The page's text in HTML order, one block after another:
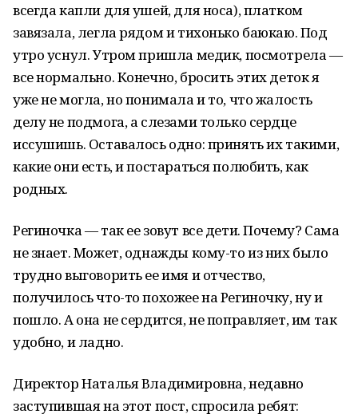
всегда капли для ушей, для носа), платком
завязала, легла рядом и тихонько баюкаю. Под
утро уснул. Утром пришла медик, посмотрела —
все нормально. Конечно, бросить этих деток я
уже не могла, но понимала и то, что жалость
делу не подмога, а слезами только сердце
иссушишь. Оставалось одно: принять их такими,
какие они есть, и постараться полюбить, как
родных.
Региночка — так ее зовут все дети. Почему? Сама
не знает. Может, однажды кому-то из них было
трудно выговорить ее имя и отчество,
получилось что-то похожее на Региночку, ну и
пошло. А она не сердится, не поправляет, им так
удобно, и ладно.
Директор Наталья Владимировна, недавно
заступившая на этот пост, спросила ребят: